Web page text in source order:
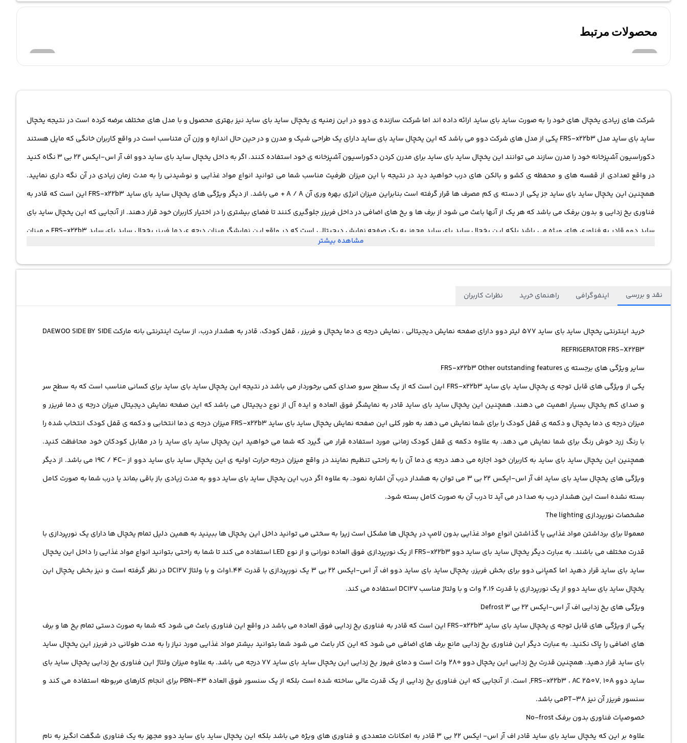
محصولات مرتبط
شرکت های زیادی یخچال های خود را به صورت ساید بای ساید ارائه داده اند اما شرکت سازنده ی دوو در این زمنیه ی یخچال ساید بای ساید نیز بهتری محصول و با مدل های مختلف عرضه کرده است در نتیجه یخچال
ساید بای ساید مدل FRS-x22b3 یکی از مدل های شرکت دوو می باشد که این یخچال ساید بای ساید دارای یک طراحی شیک و مدرن و در حین حال اندازه و وزن آن متناسب است در واقع کاربران خانگی که مایل هستند
دکوراسیون آشپزخانه خود را مدرن سازند می توانند این یخچال ساید بای ساید برای مدرن کردن دکوراسیون آشپزخانه ی خود استفاده کنند. اگر به داخل یخچال ساید بای ساید دوو اف آر اس-ایکس 22 بی 3 نگاه کنید
در واقع تعدادی از قفسه های و محفظه ی کشو و بالکن های درب خواهید دید در نتیجه با این میزان ظرفیت مناسب شما می توانید انواع مواد غذایی و نوشیدنی را به مدت زمان زیادی در آن نگه داری نمایید.
همچنین این یخچال ساید بای ساید جز یکی از دسته ی کم مصرف ها قرار گرفته است بنابراین میزان انرژی بهره وری آن A / A + می باشد. از دیگر ویژگی های یخچال ساید بای ساید FRS-x22b3 این است که قادر به
فناوری یخ زدایی و بدون برفک می باشد که هر یک از آنها باعث می شود از برف ها و یخ های اضافی در داخل فریزر جلوگیری کنند تا فضای بیشتری را در اختیار کاربران خود قرار دهند. از آنجایی که این یخچال ساید بای
ساید دوو قادر به فناوری های ویژه می باشد بلکه این یخچال ساید بای ساید مجهز به یک صفحه نمایش دیجیتالی است که در واقع این نمایشگر میزان درجه ی دما فریزر یخچال ساید بای ساید FRS-x22b3 و میزان
این هشدار به صدا در می آید.
مشاهده بیشتر
نقد و بررسی اینفوگرافی راهنمای خرید نظرات کاربران
خرید اینترنتی یخچال ساید بای ساید 577 لیتر دوو دارای صفحه نمایش دیجیتالی ، نمایش درجه ی دما یخچال و فریزر ، قفل کودک، قادر به هشدار درب، از سایت اینترنتی بانه مارکت DAEWOO SIDE BY SIDE
REFRIGERATOR FRS-X22B3
سایر ویژگی های برجسته ی FRS-x22b3 Other outstanding features
یکی از ویژگی های قابل توجه ی یخچال ساید بای ساید FRS-x22b3 این است که از یک سطح سرو صدای کمی برخوردار می باشد در نتیجه این یخچال ساید بای ساید برای کسانی مناسب است که به سطح سر
و صدای کم یخچال بسیار اهمیت می دهند. همچنین این یخچال ساید بای ساید قادر به نمایشگر فوق العاده و ایده آل از نوع دیجیتال می باشد که این صفحه نمایش دیجیتال میزان درجه ی دما فریزر و
میزان درجه ی دما یخچال و دکمه ی قفل کودک را برای شما نمایش می دهد به طور کلی این صفحه نمایش یخچال ساید بای ساید FRS-x22b3 میزان درجه ی دما انتخابی و دکمه ی قفل کودک انتخاب شده را
با رنگ زرد خوش رنگ برای شما نمایش می دهد. به علاوه دکمه ی قفل کودک زمانی مورد استفاده قرار می گیرد که شما می خواهید این یخچال ساید بای ساید را در مقابل کودکان خود محافظت کنید.
همچنین این یخچال ساید بای ساید به کاربران خود اجازه می دهد درجه ی دما آن را به راحتی تنظیم نمایند در واقع میزان درجه حرارت اولیه ی این یخچال ساید بای ساید دوو از -19C / 4C می باشد. از دیگر
ویژگی های یخچال ساید بای ساید اف آر اس-ایکس 22 بی 3 می توان به هشدار درب آن اشاره نمود. به علاوه اگر درب این یخچال ساید بای ساید دوو به مدت زیادی باز باقی بماند یا درب شما به صورت کامل
بسته نشده است این هشدار درب به صدا در می آید تا درب آن به صورت کامل بسته شود.
مشخصات نورپردازی The lighting
معمولا برای برداشتن مواد غذایی یا گذاشتن انواع مواد غذایی بدون لامپ در یخچال ها مشکل است زیرا به سختی می توانید داخل این یخچال ها ببینید به همین دلیل تمام یخچال ها دارای یک نورپردازی با
قدرت مختلف می باشند. به عبارت دیگر یخچال ساید بای ساید دوو FRS-x22b3 از یک نورپردازی فوق العاده نورانی و از نوع LED استفاده می کند تا شما به راحتی بتوانید انواع مواد غذایی را داخل این یخچال
ساید بای ساید قرار دهید اما کمپانی دوو برای بخش فریزر، یخچال ساید بای ساید دوو اف آر اس-ایکس 22 بی 3 یک نورپردازی با قدرت 1.44وات و با ولتاژ DC12V در نظر گرفته است و نیز بخش یخچال این
یخچال ساید بای ساید دوو از یک نورپردازی با قدرت 2.16 وات و با ولتاژ مناسب DC12V استفاده می کند.
ویژگی های یخ زدایی اف آر اس-ایکس 22 بی 3 Defrost
یکی از ویژگی های قابل توجه ی یخچال ساید بای ساید FRS-x22b3 این است که قادر به فناوری یخ زدایی فوق العاده می باشد در واقع این فناوری باعث می شود که شما به صورت دستی تمام یخ ها و برف
های اضافی را پاک نکنید. به عبارت دیگر این فناوری یخ زدایی مانع برف های اضافی می شود که این کار باعث می شود شما بتوانید بیشتر مواد غذایی مورد نیاز را به مدت طولانی در فریزر این یخچال ساید
بای ساید قرار دهید. همچنین قدرت یخ زدایی این یخچال دوو 280 وات است و دمای فیوز یخ زدایی این یخچال ساید بای ساید 77 درجه می باشد. به علاوه میزان ولتاژ این فناوری یخ زدایی یخچال ساید بای
ساید دوو FRS-x22b3 ، AC 250V, 10A, است. از آنجایی که این فناوری یخ زدایی از یک قدرت عالی ساخته شده است بلکه از یک سنسور فوق العاده PBN-43 برای انجام کارهای مربوطه استفاده می کند و
سنسور فریزر آن نیز PT-38می باشد.
خصوصیات فناوری بدون برفک No-frost
علاوه بر این که یخچال ساید بای ساید قادر اف آر اس- ایکس 22 بی 3 قادر به امکانات متعددی و فناوری های ویژه می باشد بلکه این یخچال ساید بای ساید دوو مجهز به یک فناوری شگفت انگیز به نام